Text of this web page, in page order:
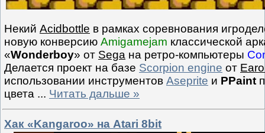
Некий Acidbottle в рамках соревнования
новую конверсию Amigamejam классической
«Wonderboy» от Sega на ретро-компьютеры
Делается проект на базе Scorpion engine от
использовании инструментов Aseprite и PPaint
цвета ... Читать дальше »
Хак «Kangaroo» на Atari 8bit